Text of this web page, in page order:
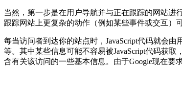
当然，第一步是在用户导航并与正在跟踪的网站进
跟踪网站上更复杂的动作（例如某些事件或交互）
每当访问者到达你的站点时，JavaScript代码就会
等。其中某些信息可能不容易被JavaScript代码获
含有关该访问的一些基本信息。由于Google现在要